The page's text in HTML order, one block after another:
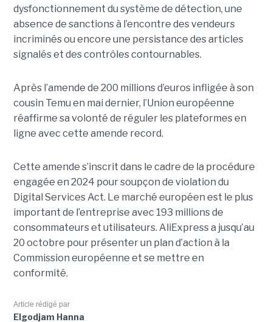
dysfonctionnement du système de détection, une
absence de sanctions à l’encontre des vendeurs
incriminés ou encore une persistance des articles
signalés et des contrôles contournables.
Après l’amende de 200 millions d’euros infligée à son
cousin Temu en mai dernier, l’Union européenne
réaffirme sa volonté de réguler les plateformes en
ligne avec cette amende record.
Cette amende s’inscrit dans le cadre de la procédure
engagée en 2024 pour soupçon de violation du
Digital Services Act. Le marché européen est le plus
important de l’entreprise avec 193 millions de
consommateurs et utilisateurs. AliExpress a jusqu’au
20 octobre pour présenter un plan d’action à la
Commission européenne et se mettre en
conformité.
Article rédigé par
Elgodjam Hanna